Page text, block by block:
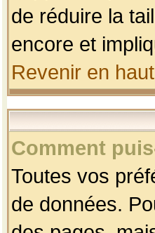
de réduire la
encore et
Revenir en
Comment
Toutes vos
de données.